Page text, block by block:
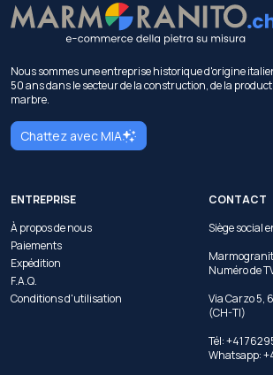
Nous sommes une entreprise historique d'origine
50 ans dans le secteur de la construction, de la
marbre.
Chattez avec MIA
ENTREPRISE
À propos de nous
Paiements
Expédition
F.A.Q.
Conditions d'utilisation
CONTACT
Siège social
Numéro de
Via Carzo 5,
(CH-TI)
Tél: +41
Whatsapp: